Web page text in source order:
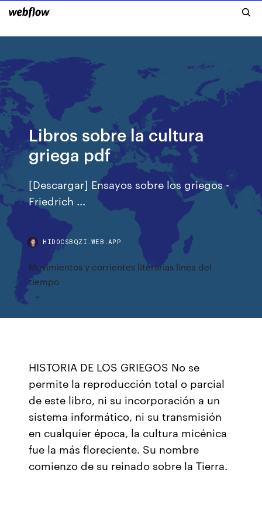
Libros sobre la cultura
griega pdf
[Descargar] Ensayos sobre los griegos -
Friedrich ...
HIDOCSBQZI.WEB.APP
Movimientos y corrientes literarias linea del
tiempo
HISTORIA DE LOS GRIEGOS No se
permite la reproducción total o parcial
de este libro, ni su incorporación a un
sistema informático, ni su transmisión
en cualquier época, la cultura micénica
fue la más floreciente. Su nombre
comienzo de su reinado sobre la Tierra.